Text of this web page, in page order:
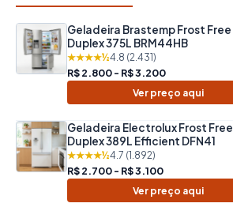
Geladeira Brastemp Frost Free
Duplex 375L BRM44HB
★★★★½4.8 (2.431)
R$ 2.800 - R$ 3.200
Ver preço aqui
Geladeira Electrolux Frost Free
Duplex 389L Efficient DFN41
★★★★½4.7 (1.892)
R$ 2.700 - R$ 3.100
Ver preço aqui